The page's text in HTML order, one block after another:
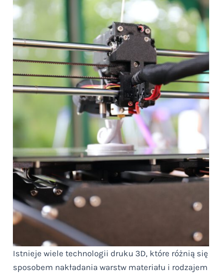
Istnieje wiele technologii druku 3D, które różnią się
sposobem nakładania warstw materiału i rodzajem